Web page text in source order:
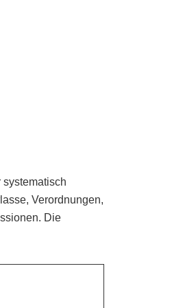
Verordnungen,
Die